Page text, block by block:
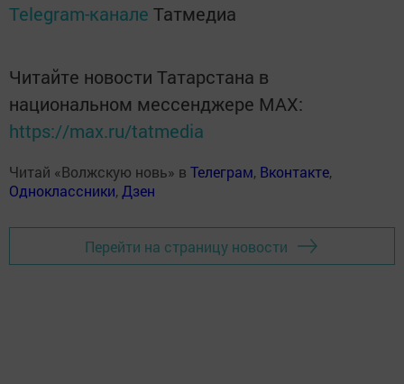
Telegram-канале Татмедиа
Читайте новости Татарстана в
национальном мессенджере MАХ:
https://max.ru/tatmedia
Читай «Волжскую новь» в Телеграм, Вконтакте,
Одноклассники, Дзен
Перейти на страницу новости